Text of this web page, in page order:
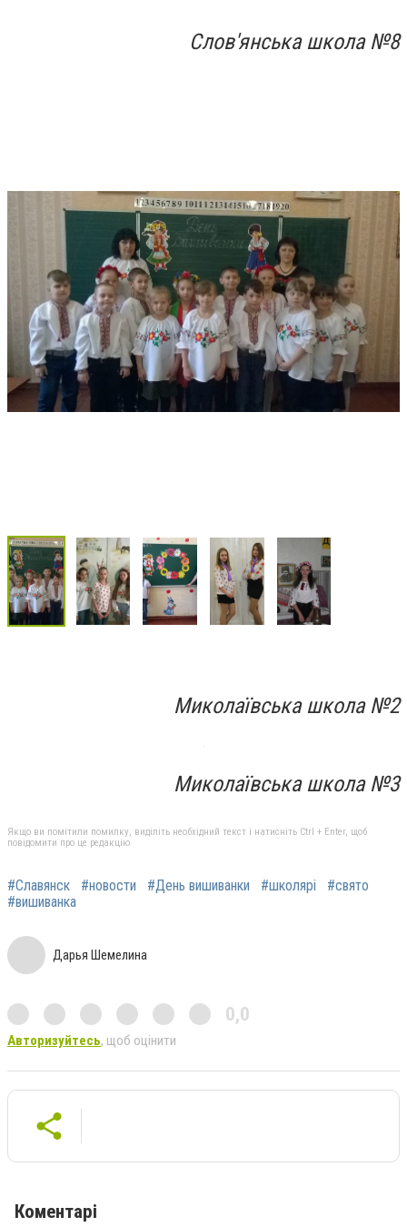
Слов'янська школа №8
Миколаївська школа №2
Миколаївська школа №3
Якщо ви помітили помилку, виділіть необхідний текст і натисніть Ctrl + Enter, щоб
повідомити про це редакцію
#Славянск #новости #День вишиванки #школярі
#свято
#вишиванка
Дарья Шемелина
0,0
Авторизуйтесь, щоб оцінити
Коментарі